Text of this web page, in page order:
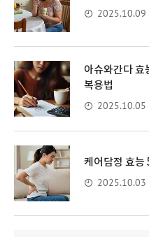
2025.10.09
아슈와간다 효
복용법
2025.10.05
케어담정 효능
2025.10.03